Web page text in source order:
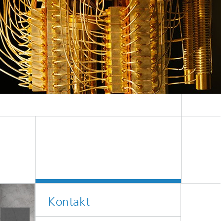
Energie und Versorgung
Optimierung in den Life Sciences
Aktuelles
Kontakt